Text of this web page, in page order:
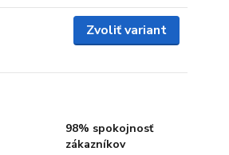
Zvoliť variant
98% spokojnosť
zákazníkov